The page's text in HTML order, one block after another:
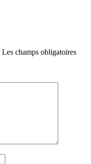
Les champs obligatoires